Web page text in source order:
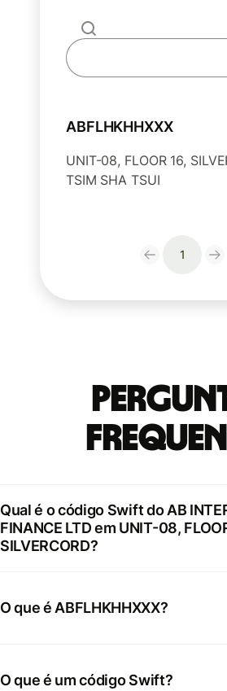
ABFLHKHHXXX
UNIT-08, FLOOR 16,
TSIM SHA TSUI
1
Qual é o código Swift do AB
FINANCE LTD em UNIT-08,
SILVERCORD?
O que é ABFLHKHHXXX?
O que é um código Swift?